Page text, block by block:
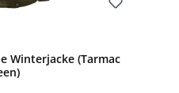
Winterjacke (Tarmac